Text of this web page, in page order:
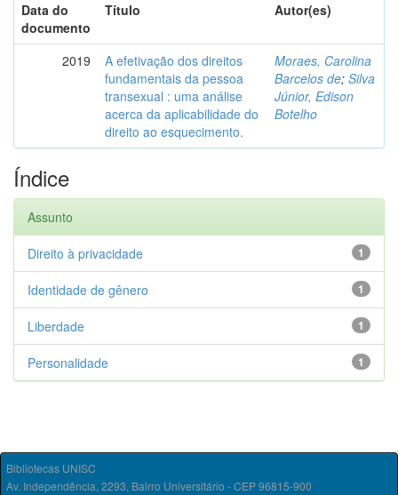
Data do
documento
Título Autor(es)
2019
A efetivação dos direitos
fundamentais da pessoa
transexual : uma análise
acerca da aplicabilidade do
direito ao esquecimento.
Moraes, Carolina
Barcelos de; Silva
Júnior, Edison
Botelho
Índice
Assunto
1
Direito à privacidade
1
Identidade de gênero
1
Liberdade
1
Personalidade
Bibliotecas UNISC
Av. Independência, 2293, Bairro Universitário - CEP 96815-900